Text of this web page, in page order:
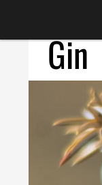
Gin